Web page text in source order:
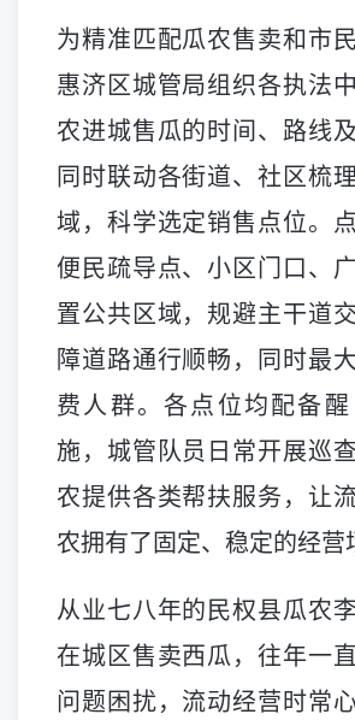
为精准匹配瓜农售卖和市民
惠济区城管局组织各执法
农进城售瓜的时间、路线及
同时联动各街道、社区梳
域，科学选定销售点位。
便民疏导点、小区门口、
置公共区域，规避主干道
障道路通行顺畅，同时最
费人群。各点位均配备
施，城管队员日常开展巡
农提供各类帮扶服务，让
农拥有了固定、稳定的经营
从业七八年的民权县瓜农
在城区售卖西瓜，往年一
问题困扰，流动经营时常